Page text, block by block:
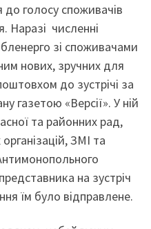
голосу споживачів
Наразі численні
зі споживачами
нових, зручних для
до зустрічі за
газетою «Версії». У ній
та районних рад,
ЗМІ та
на зустріч
їм було відправлене.